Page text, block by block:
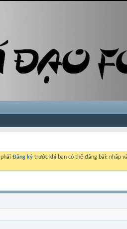
Đăng ký trước khi bạn có thể đăng bài: nhấp